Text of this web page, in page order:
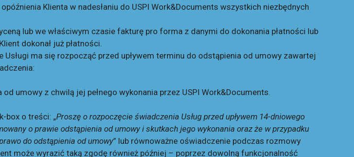
Klienta w nadesłaniu do USPI Work&Documents wszystkich niezbędnych
lub we właściwym czasie fakturę pro forma z danymi do dokonania płatności lub
dokonał już płatności.
ma się rozpocząć przed upływem terminu do odstąpienia od umowy zawartej
umowy z chwilą jej pełnego wykonania przez USPI Work&Documents.
box o treści: „Proszę o rozpoczęcie świadczenia Usług przed upływem 14-dniowego
o prawie odstąpienia od umowy i skutkach jego wykonania oraz że w przypadku
do odstąpienia od umowy” lub równoważne oświadczenie podczas rozmowy
może wyrazić taką zgodę również później – poprzez dowolną funkcjonalność